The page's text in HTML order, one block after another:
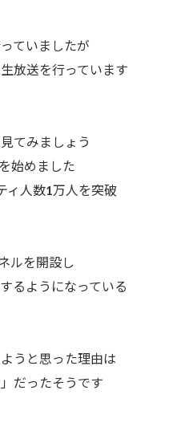
ていましたが
放送を行っています
てみましょう
始めました
ィ人数1万人を突破
ルを開設し
るようになっている
うと思った理由は
だったそうです